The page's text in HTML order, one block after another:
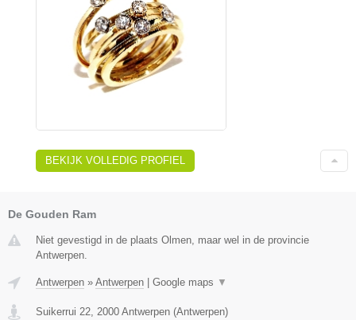
BEKIJK VOLLEDIG PROFIEL
De Gouden Ram
Niet gevestigd in de plaats Olmen, maar wel in de provincie
Antwerpen.
Antwerpen » Antwerpen Google maps ▼
Suikerrui 22, 2000 Antwerpen (Antwerpen)